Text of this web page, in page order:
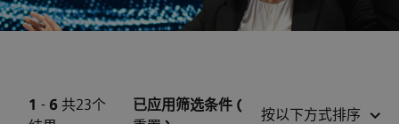
1 - 6 共23个
已应用筛选条件 (
按以下方式排序